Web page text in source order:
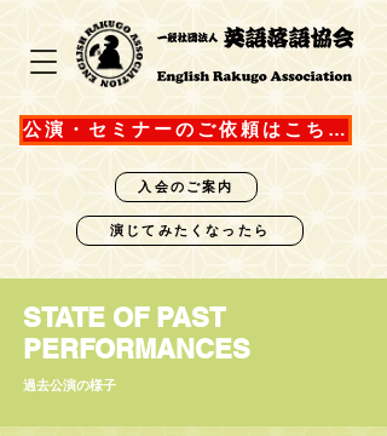
公演・セミナーのご依頼はこちら
入会のご案内
演じてみたくなったら
STATE OF PAST
PERFORMANCES
過去公演の様子